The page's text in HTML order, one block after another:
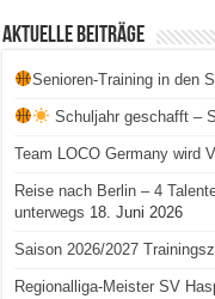
Aktuelle Beiträge
Senioren-Training in den
Schuljahr geschafft –
Team LOCO Germany wird
Reise nach Berlin – 4
unterwegs 18. Juni 2026
Saison 2026/2027
Regionalliga-Meister SV